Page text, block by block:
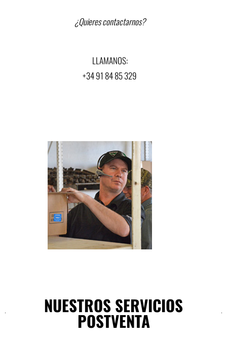
¿Quieres contactarnos?
LLAMANOS:
+34 91 84 85 329
NUESTROS SERVICIOS
POSTVENTA